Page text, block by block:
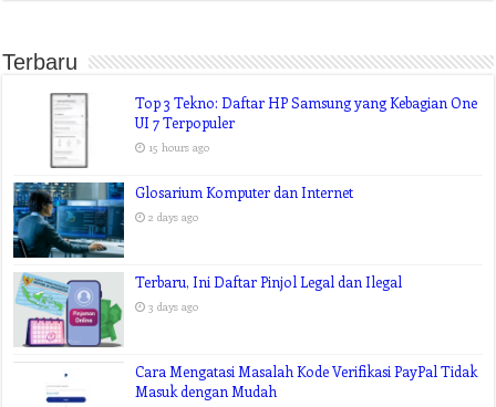
Terbaru
Top 3 Tekno: Daftar HP Samsung yang Kebagian One
UI 7 Terpopuler
15 hours ago
Glosarium Komputer dan Internet
2 days ago
Terbaru, Ini Daftar Pinjol Legal dan Ilegal
3 days ago
Cara Mengatasi Masalah Kode Verifikasi PayPal Tidak
Masuk dengan Mudah